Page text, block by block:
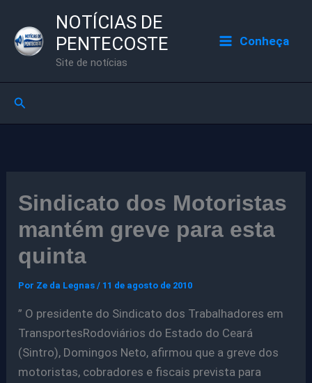
para
NOTÍCIAS DE
PENTECOSTE
Site de notícias
Conheça
Pesquisar
Sindicato dos Motoristas
mantém greve para esta
quinta
Por Ze da Legnas/ 11 de agosto de 2010
” O presidente do Sindicato dos Trabalhadores em
TransportesRodoviários do Estado do Ceará
(Sintro), Domingos Neto, afirmou que a greve dos
motoristas, cobradores e fiscais prevista para